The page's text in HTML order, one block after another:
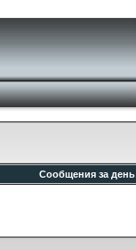
Сообщения за день